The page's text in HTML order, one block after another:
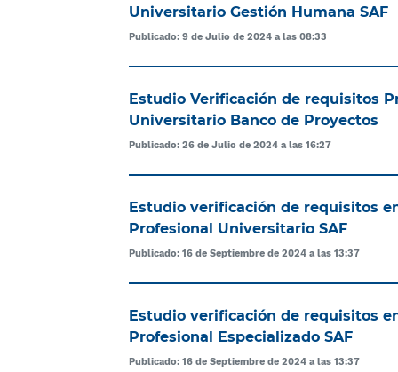
Universitario Gestión Humana SAF
Publicado: 9 de Julio de 2024 a las 08:33
Estudio Verificación de requisitos
Universitario Banco de Proyectos
Publicado: 26 de Julio de 2024 a las 16:27
Estudio verificación de requisitos
Profesional Universitario SAF
Publicado: 16 de Septiembre de 2024 a las 13:37
Estudio verificación de requisitos
Profesional Especializado SAF
Publicado: 16 de Septiembre de 2024 a las 13:37